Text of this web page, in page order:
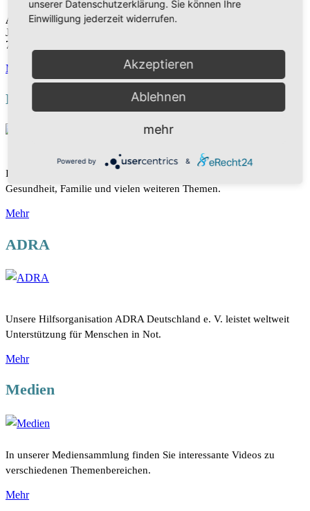
Adresse
Jahnstr. 37
75173 Pforzheim
Mehr
HOPE TV
In unserem TV-Programm finden Sie Sendungen über Glaube,
Gesundheit, Familie und vielen weiteren Themen.
Mehr
ADRA
Unsere Hilfsorganisation ADRA Deutschland e. V. leistet weltweit
Unterstützung für Menschen in Not.
Mehr
Medien
In unserer Mediensammlung finden Sie interessante Videos zu
verschiedenen Themenbereichen.
Mehr
unserer Datenschutzerklärung. Sie können Ihre
Einwilligung jederzeit widerrufen.
Akzeptieren
Ablehnen
mehr
Powered by &